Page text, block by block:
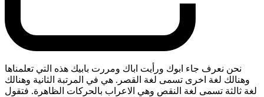
نحن نعرف جاء ابوك ورأيت اباك ومررت بابيك هذه التي تعلمناها
وهنالك لغة اخرى تسمى لغة القصر. هي في المرتبة الثانية وهنالك
لغة ثالثة تسمى لغة النقص وهي الاعراب بالحركات الظاهرة. فتقول